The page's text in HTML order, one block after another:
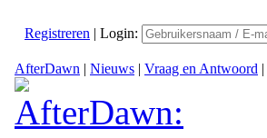
Registreren | Login:
AfterDawn | Nieuws | Vraag en Antwoord |